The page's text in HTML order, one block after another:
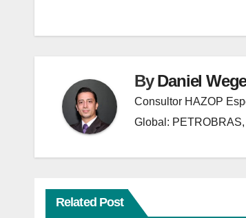
ByDaniel
Consultor HAZOP
Global:
Related Post